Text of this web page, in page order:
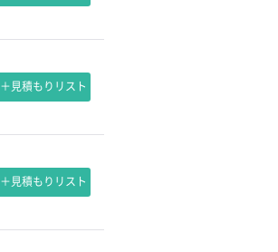
＋見積もりリスト
＋見積もりリスト